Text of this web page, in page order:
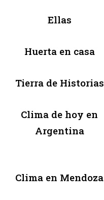
Ellas
Huerta en casa
Tierra de Historias
Clima de hoy en
Argentina
Clima en Mendoza